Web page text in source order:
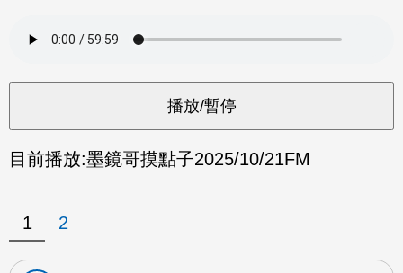
目前播放:墨鏡哥摸點子2025/10/21FM
1 2